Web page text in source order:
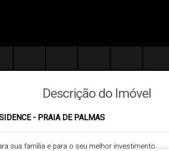
Descrição do Imóvel
- PRAIA DE PALMAS
sua família e para o seu melhor investimento.......